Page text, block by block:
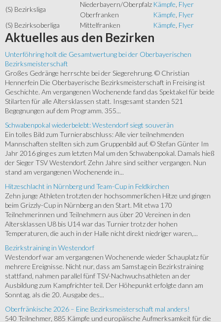
(S) Bezirksliga
Niederbayern/Oberpfalz Kämpfe Flyer
Oberfranken
Kämpfe Flyer
(S) Bezirksoberliga
Mittelfranken Kämpfe Flyer
Aktuelles aus den Bezirken
Unterföhring holt die Gesamtwertung bei der Oberbayerischen
Bezirksmeisterschaft
Großes Gedränge herrschte bei der Siegerehrung. © Christian
Hennerfein Die Oberbayerische Bezirksmeisterschaft in Freising ist
Geschichte. Am vergangenen Wochenende fand das Spektakel für beide
Stilarten für alle Altersklassen statt. Insgesamt standen 521
Begegnungen auf dem Programm. 355...
Schwabenpokal wiederbelebt: Westendorf siegt souverän
Ein tolles Bild zum Turnierabschluss: Alle vier teilnehmenden
Mannschaften stellten sich zum Gruppenbild auf. © Stefan Günter Im
Jahr 2016 ging es zum letzten Mal um den Schwabenpokal. Damals hieß
der Sieger TSV Westendorf. Zehn Jahre sind seither vergangen. Nun
stand am vergangenen Wochenende in...
Hitzeschlacht in Nürnberg und Team-Cup in Feldkirchen
Zehn junge Athleten trotzten der hochsommerlichen Hitze und gingen
beim Grizzly-Cup in Nürnberg an den Start. Mit etwa 170
Teilnehmerinnen und Teilnehmern aus über 20 Vereinen in den
Altersklassen U8 bis U14 war das Turnier trotz der hohen
Temperaturen, die auch in der Halle nicht direkt niedriger waren,...
Bezirkstraining in Westendorf
Westendorf war am vergangenen Wochenende wieder Schauplatz für
mehrere Ereignisse. Nicht nur, dass am Samstag ein Bezirkstraining
stattfand, nahmen parallel fünf TSV-Nachwuchsathleten an der
Ausbildung zum Kampfrichter teil. Der Höhepunkt erfolgte dann am
Sonntag, als die 20. Ausgabe des...
Oberfränkische 2026 – Eine Bezirksmeisterschaft mal anders!
540 Teilnehmer, 885 Kämpfe und europäische Aufmerksamkeit für die